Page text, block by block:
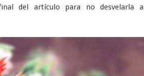
del artículo para no desvelarla